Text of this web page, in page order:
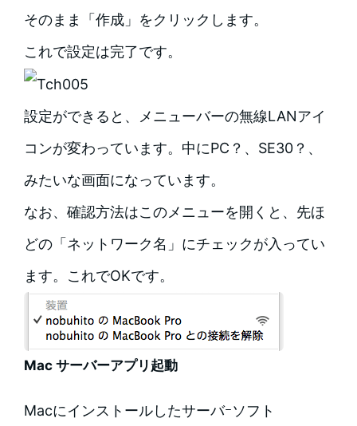
そのまま「作成」をクリックします。
これで設定は完了です。
設定ができると、メニューバーの無線LANアイ
コンが変わっています。中にPC？、SE30？、
みたいな画面になっています。
なお、確認方法はこのメニューを開くと、先ほ
どの「ネットワーク名」にチェックが入ってい
ます。これでOKです。
Mac サーバーアプリ起動
Macにインストールしたサーバｰソフト